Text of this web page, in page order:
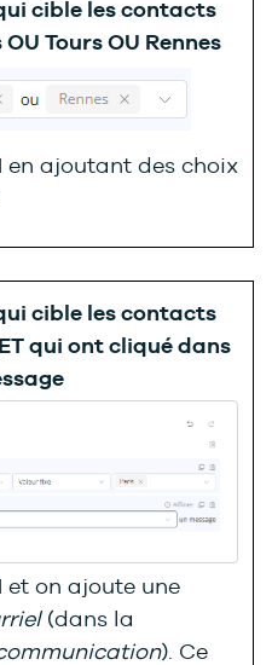
cible les contacts
Tours OU Rennes
en ajoutant des choix
cible les contacts
qui ont cliqué dans
et on ajoute une
(dans la
). Ce